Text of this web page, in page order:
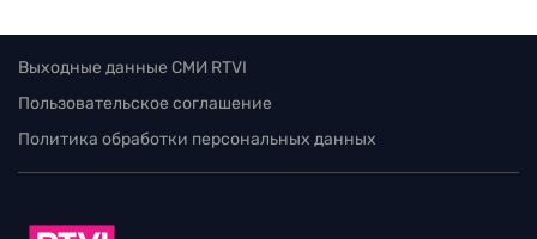
Выходные данные СМИ RTVI
Пользовательское соглашение
Политика обработки персональных данных